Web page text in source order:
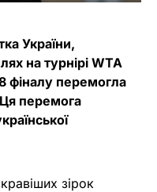
України,
на турнірі WTA
фіналу перемогла
перемога
зірок